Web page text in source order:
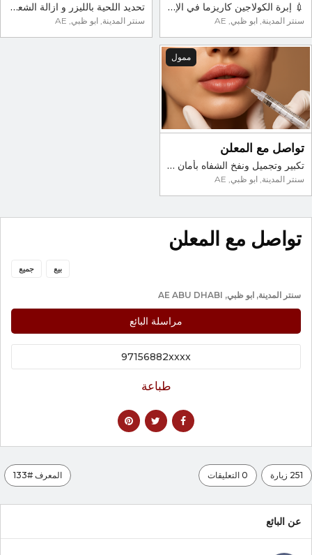
💉 إبرة الكولاجين كاريزما في الإمارات – علاج فعّال لتجديد البشرة ومكافحة الشيخوخة
سنتر المدينة, ابو ظبي, AE
تحديد اللحية بالليزر و ازالة الشعر | عيادة الريادة
سنتر المدينة, ابو ظبي, AE
ممول
تواصل مع المعلن
تكبير وتجميل ونفخ الشفاه بأمان في أبو ظبي
سنتر المدينة, ابو ظبي, AE
تواصل مع المعلن
جميع بيع
سنتر المدينة, ابو ظبي, AE ABU DHABI
مراسلة البائع
97156882xxxx
طباعة
251 زيارة 0 التعليقات المعرف #133
عن البائع